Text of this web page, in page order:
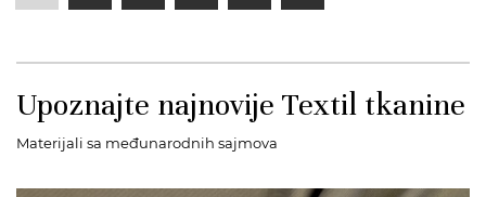
Upoznajte najnovije Textil tkanine
Materijali sa međunarodnih sajmova